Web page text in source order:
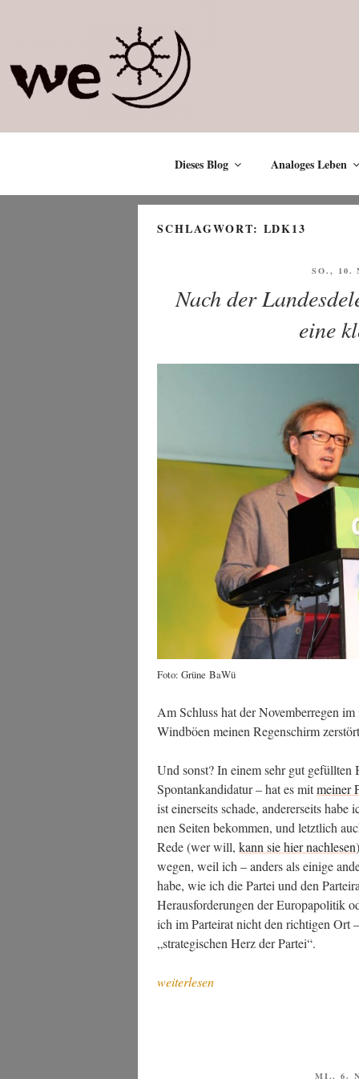
Dieses Blog Analoges Leben
SCHLAGWORT: LDK13
SO., 10.
Nach der
eine
Foto: Grü­ne BaWü
Am Schluss hat der Novem­ber­re­gen
Wind­bö­en mei­nen Regen­schirm
Und sonst? In einem sehr gut
Spon­tankan­di­da­tur – hat es mitmei­ner
ist einer­seits scha­de, ande­rer­seits
nen Sei­ten bekom­men, und letzt­lich
Rede (wer will, kann sie hier nach­le­sen
we­gen, weil ich – anders als eini­ge
habe, wie ich die Par­tei und den
Her­aus­for­de­run­gen der Euro­pa­po­li­tik
ich im Par­tei­rat nicht den rich­ti­gen Ort
„stra­te­gi­schen Herz der Partei“.
„Nach
weiterlesen
MI., 6.